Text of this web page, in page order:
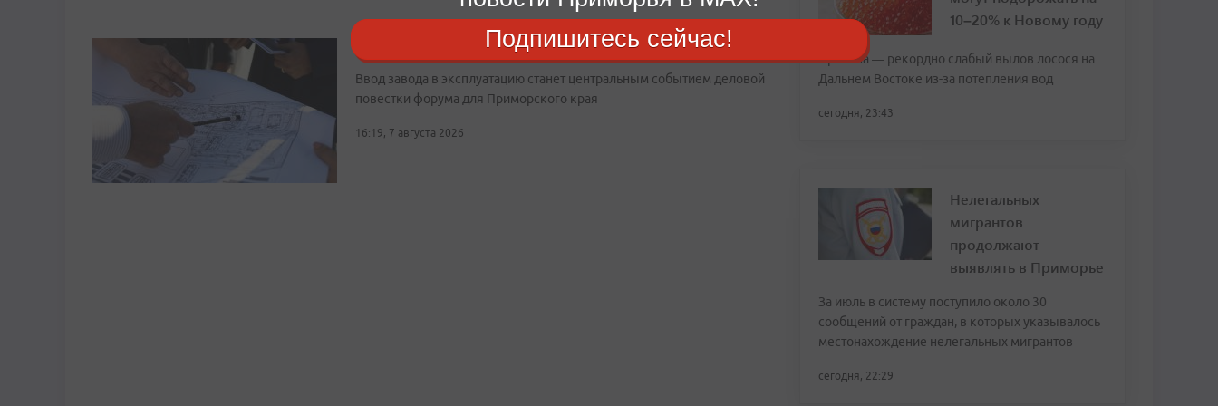
Путин лично примет участие в запуске НЗМУ на ВЭФ
Ввод завода в эксплуатацию станет центральным событием деловой
повестки форума для Приморского края
16:19, 7 августа 2026
10–20% к Новому году
Причина — рекордно слабый вылов лосося на
Дальнем Востоке из-за потепления вод
сегодня, 23:43
Нелегальных
мигрантов
продолжают
выявлять в Приморье
За июль в систему поступило около 30
сообщений от граждан, в которых указывалось
местонахождение нелегальных мигрантов
сегодня, 22:29
Подпишитесь сейчас!